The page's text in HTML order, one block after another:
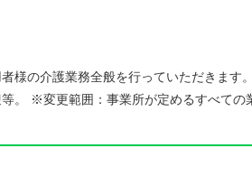
者様の介護業務全般を行っていただきま
。 ※変更範囲：事業所が定めるすべての